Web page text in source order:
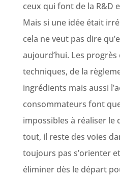
ceux qui font de la R&D
Mais si une idée était
cela ne veut pas dire
aujourd’hui. Les progrès
techniques, de la
ingrédients mais aussi
consommateurs font
impossibles à réaliser le
tout, il reste des voies
toujours pas s’orienter
éliminer dès le départ